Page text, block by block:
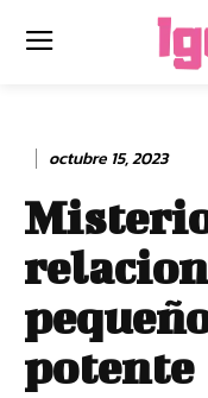
octubre 15, 2023
potente